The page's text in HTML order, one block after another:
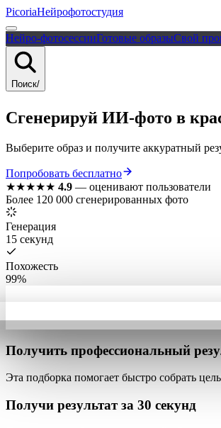
PicoriaНейрофотостудия
Нейро-фотосессииГотовые образыСвой
Поиск/
Сгенерируй ИИ-фото в
Выберите образ и получите аккуратный
Попробовать бесплатно
★★★★★ 4.9 — оценивают пользователи
Более 120 000 сгенерированных фото
Генерация
15 секунд
Похожесть
99%
Получить профессиональный
Эта подборка помогает быстро собрать
Получи результат за 30 секунд